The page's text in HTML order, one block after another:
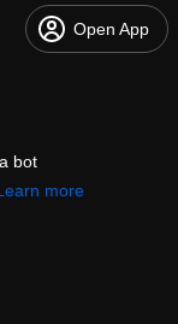
Open App
bot
more